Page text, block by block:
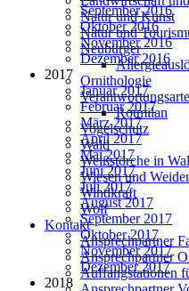
Natur und Kunst
Natur und
Neubürger
Ornithologie
Rotmilan
Vogelschutz
Wald
Weißstörche in
Wiesen und
Windkraft
Wolf
Kontakt
Ansprechpartner
Ansprechpartner
Auffangstationen
September 2016
Oktober 2016
November 2016
Dezember 2016
2017
Januar 2017
Februar 2017
März 2017
April 2017
Mai 2017
Juni 2017
Juli 2017
August 2017
September 2017
Oktober 2017
November 2017
Dezember 2017
2018